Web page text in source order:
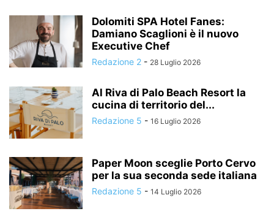
Dolomiti SPA Hotel Fanes:
Damiano Scaglioni è il nuovo
Executive Chef
Redazione 2 - 28 Luglio 2026
Al Riva di Palo Beach Resort la
cucina di territorio del...
Redazione 5 - 16 Luglio 2026
Paper Moon sceglie Porto Cervo
per la sua seconda sede italiana
Redazione 5 - 14 Luglio 2026